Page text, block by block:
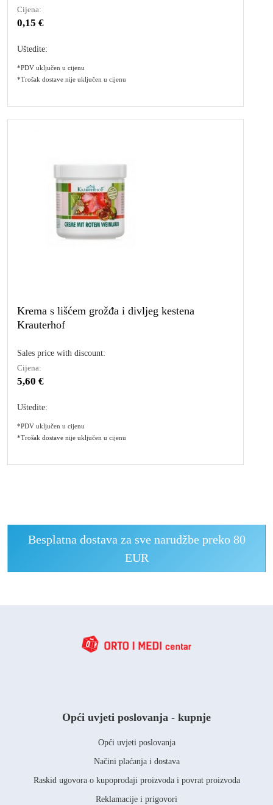
Cijena:
0,15 €
Uštedite:
*PDV uključen u cijenu
*Trošak dostave nije uključen u cijenu
Krema s lišćem grožđa i divljeg kestena
Krauterhof
Sales price with discount:
Cijena:
5,60 €
Uštedite:
*PDV uključen u cijenu
*Trošak dostave nije uključen u cijenu
Besplatna dostava za sve narudžbe preko 80
EUR
Opći uvjeti poslovanja - kupnje
Opći uvjeti poslovanja
Načini plaćanja i dostava
Raskid ugovora o kupoprodaji proizvoda i povrat proizvoda
Reklamacije i prigovori